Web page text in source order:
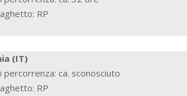
RP
(IT)
percorrenza: ca. sconosciuto
RP